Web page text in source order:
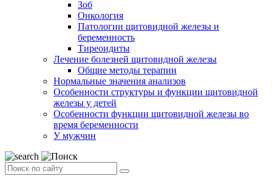
Зоб
Онкология
Патологии щитовидной железы и
беременность
Тиреоидиты
Лечение болезней щитовидной железы
Общие методы терапии
Нормальные значения анализов
Особенности структуры и функции щитовидной
железы у детей
Особенности функции щитовидной железы во
время беременности
У мужчин